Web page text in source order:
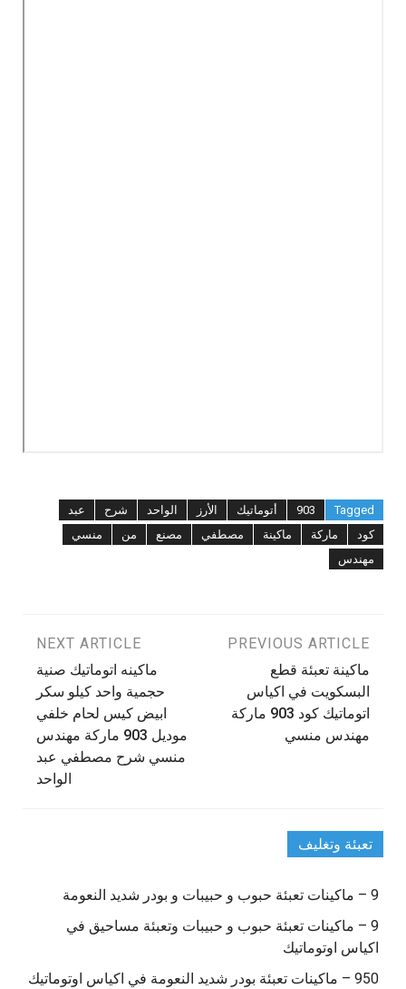
Tagged
903 أتوماتيك الأرز الواحد شرح
عبد
كود
ماركة ماكينة مصطفي مصنع من
منسي
مهندس
تصفّح
المقالات
PREVIOUS ARTICLE
ماكينة تعبئة قطع
البسكويت في اكياس
اتوماتيك كود 903 ماركة
مهندس منسي
NEXT ARTICLE
ماكينه اتوماتيك صنية
حجمية واحد كيلو سكر
ابيض كيس لحام خلفي
موديل 903 ماركة مهندس
منسي شرح مصطفي عبد
الواحد
تعبئة وتغليف
9 – ماكينات تعبئة حبوب و حبيبات و بودر شديد النعومة
9 – ماكينات تعبئة حبوب و حبيبات وتعبئة مساحيق في
اكياس اوتوماتيك
950 – ماكينات تعبئة بودر شديد النعومة في اكياس اوتوماتيك